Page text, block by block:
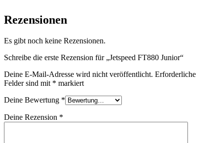
Rezensionen
Es gibt noch keine Rezensionen.
Schreibe die erste Rezension für „Jetspeed FT880 Junior“
Deine E-Mail-Adresse wird nicht veröffentlicht. Erforderliche
Felder sind mit * markiert
Deine Bewertung *
Deine Rezension *